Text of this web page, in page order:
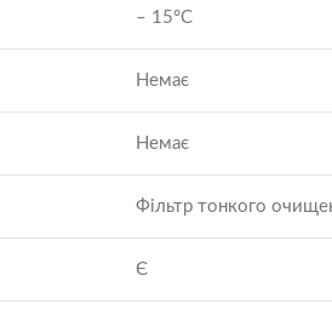
– 15°C
Немає
Немає
Фільтр тонкого
Є